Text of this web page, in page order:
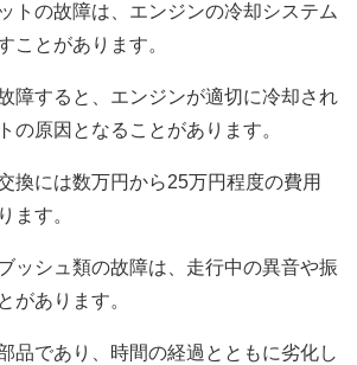
トの故障は、エンジンの冷却システム
ことがあります。
障すると、エンジンが適切に冷却され
の原因となることがあります。
換には数万円から25万円程度の費用
ます。
ッシュ類の故障は、走行中の異音や振
があります。
品であり、時間の経過とともに劣化し